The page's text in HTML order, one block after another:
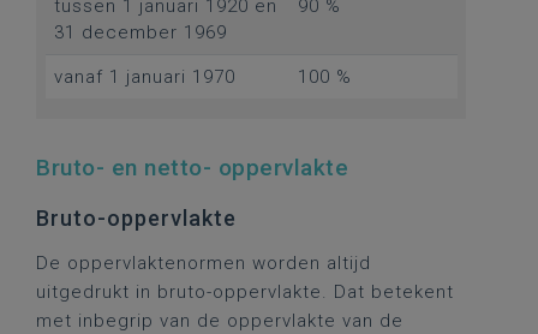
tussen 1 januari 1920 en
31 december 1969
90 %
vanaf 1 januari 1970 100 %
Bruto- en netto- oppervlakte
Bruto-oppervlakte
De oppervlaktenormen worden altijd
uitgedrukt in bruto-oppervlakte. Dat betekent
met inbegrip van de oppervlakte van de